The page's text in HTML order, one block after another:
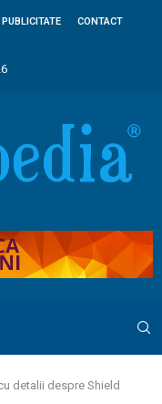
PUBLICITATE CONTACT
detalii despre Shield